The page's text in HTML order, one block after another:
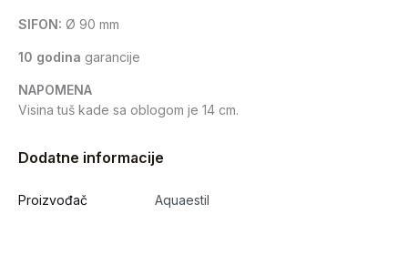
SIFON: Ø 90 mm
10 godina garancije
NAPOMENA
Visina tuš kade sa oblogom je 14 cm.
Dodatne informacije
Proizvođač Aquaestil